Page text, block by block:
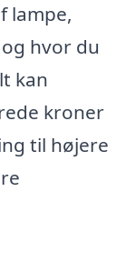
lampe,
hvor du
kan
kroner
til højere